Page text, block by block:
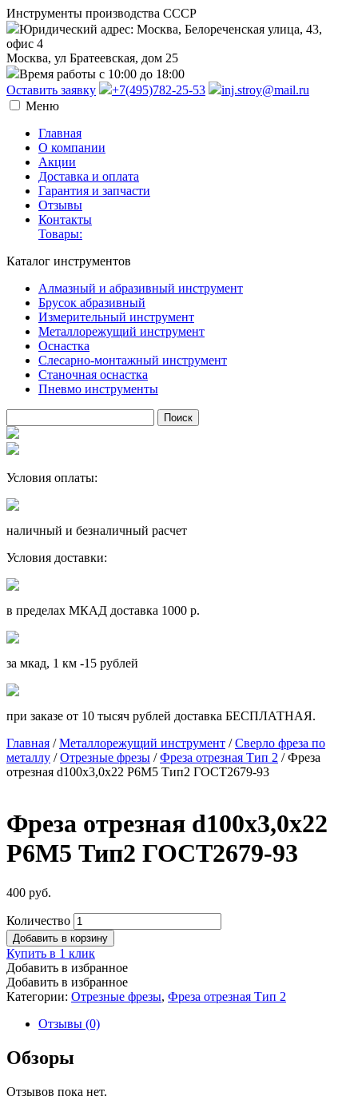
Инструменты производства СССР
Юридический адрес: Москва, Белореченская улица, 43,
офис 4
Москва, ул Братеевская, дом 25
Время работы с 10:00 до 18:00
Оставить заявку
+7(495)782-25-53
inj.stroy@mail.ru
Меню
Главная
О компании
Акции
Доставка и оплата
Гарантия и запчасти
Отзывы
Контакты
Товары:
Каталог инструментов
Алмазный и абразивный инструмент
Брусок абразивный
Измерительный инструмент
Металлорежущий инструмент
Оснастка
Слесарно-монтажный инструмент
Станочная оснастка
Пневмо инструменты
Условия оплаты:
наличный и безналичный расчет
Условия доставки:
в пределах МКАД доставка 1000 р.
за мкад, 1 км -15 рублей
при заказе от 10 тысяч рублей доставка БЕСПЛАТНАЯ.
Главная /Металлорежущий инструмент /Сверло фреза по
металлу /Отрезные фрезы /Фреза отрезная Тип 2 / Фреза
отрезная d100х3,0х22 Р6М5 Тип2 ГОСТ2679-93
Фреза отрезная d100х3,0х22
Р6М5 Тип2 ГОСТ2679-93
400 руб.
Количество
Добавить в корзину
Купить в 1 клик
Добавить в избранное
Добавить в избранное
Категории: Отрезные фрезы, Фреза отрезная Тип 2
Отзывы (0)
Обзоры
Отзывов пока нет.